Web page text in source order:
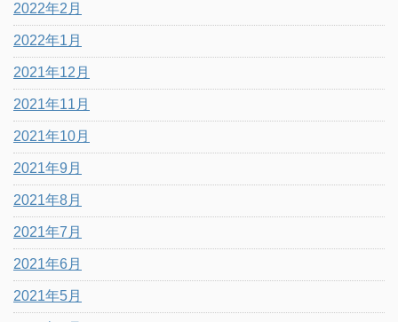
2022年2月
2022年1月
2021年12月
2021年11月
2021年10月
2021年9月
2021年8月
2021年7月
2021年6月
2021年5月